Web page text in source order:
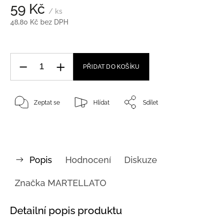
59 Kč / ks
48,80 Kč bez DPH
PŘIDAT DO KOŠÍKU
Zeptat se Hlídat Sdílet
Popis Hodnocení Diskuze
Značka MARTELLATO
Detailní popis produktu